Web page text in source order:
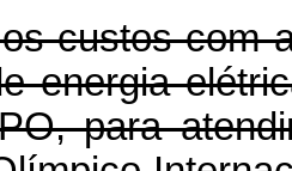
custos com
energia
para